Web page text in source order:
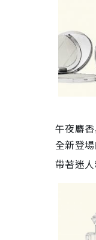
午夜麝
全新登
帶著迷